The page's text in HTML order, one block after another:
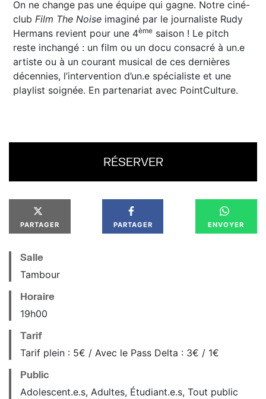
On ne change pas une équipe qui gagne. Notre ciné-
club Film The Noise imaginé par le journaliste Rudy
Hermans revient pour une 4ème saison ! Le pitch
reste inchangé : un film ou un docu consacré à un.e
artiste ou à un courant musical de ces dernières
décennies, l’intervention d’un.e spécialiste et une
playlist soignée. En partenariat avec PointCulture.
RÉSERVER
PARTAGER PARTAGER ENVOYER
Salle
Tambour
Horaire
19h00
Tarif
Tarif plein : 5€ / Avec le Pass Delta : 3€ / 1€
Public
Adolescent.e.s, Adultes, Étudiant.e.s, Tout public